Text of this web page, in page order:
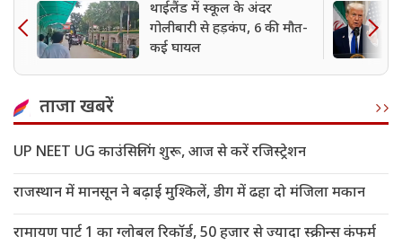
थाईलैंड में स्कूल के अंदर
गोलीबारी से हड़कंप, 6 की मौत-
कई घायल
ताजा खबरें
UP NEET UG काउंसिलिंग शुरू, आज से करें रजिस्ट्रेशन
राजस्थान में मानसून ने बढ़ाई मुश्किलें, डीग में ढहा दो मंजिला मकान
रामायण पार्ट 1 का ग्लोबल रिकॉर्ड, 50 हजार से ज्यादा स्क्रीन्स कंफर्म